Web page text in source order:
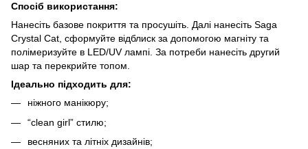
Спосіб використання:
Нанесіть базове покриття та просушіть. Далі нанесіть Saga
Crystal Cat, сформуйте відблиск за допомогою магніту та
полімеризуйте в LED/UV лампі. За потреби нанесіть другий
шар та перекрийте топом.
Ідеально підходить для:
ніжного манікюру;
“clean girl” стилю;
весняних та літніх дизайнів;